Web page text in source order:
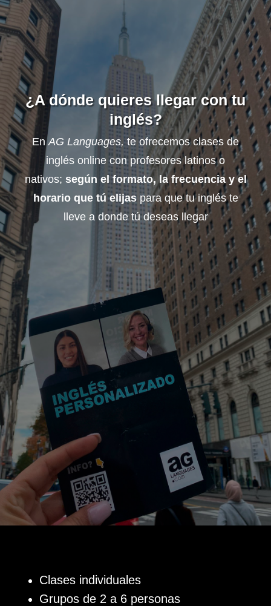
Definite and Indefinite Articles, and Zero Article
¿A dónde quieres llegar con tu
inglés?
EnAG Languages,te ofrecemos clases de
inglés online con profesores latinos o
nativos; según el formato, la frecuencia y el
horario que tú elijaspara que tu inglés te
lleve a donde tú deseas llegar
Clases individuales
Grupos de 2 a 6 personas